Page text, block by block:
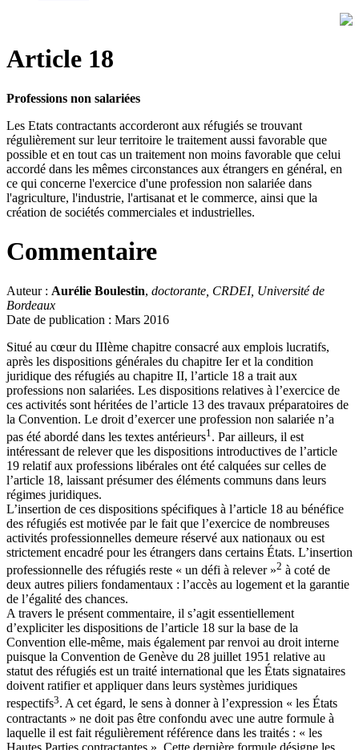
Article 18
Professions non salariées
Les Etats contractants accorderont aux réfugiés se trouvant
régulièrement sur leur territoire le traitement aussi favorable que
possible et en tout cas un traitement non moins favorable que celui
accordé dans les mêmes circonstances aux étrangers en général, en
ce qui concerne l'exercice d'une profession non salariée dans
l'agriculture, l'industrie, l'artisanat et le commerce, ainsi que la
création de sociétés commerciales et industrielles.
Commentaire
Auteur : Aurélie Boulestin, doctorante, CRDEI, Université de
Bordeaux
Date de publication : Mars 2016
Situé au cœur du IIIème chapitre consacré aux emplois lucratifs,
après les dispositions générales du chapitre Ier et la condition
juridique des réfugiés au chapitre II, l’article 18 a trait aux
professions non salariées. Les dispositions relatives à l’exercice de
ces activités sont héritées de l’article 13 des travaux préparatoires de
la Convention. Le droit d’exercer une profession non salariée n’a
pas été abordé dans les textes antérieurs1 . Par ailleurs, il est
intéressant de relever que les dispositions introductives de l’article
19 relatif aux professions libérales ont été calquées sur celles de
l’article 18, laissant présumer des éléments communs dans leurs
régimes juridiques.
L’insertion de ces dispositions spécifiques à l’article 18 au bénéfice
des réfugiés est motivée par le fait que l’exercice de nombreuses
activités professionnelles demeure réservé aux nationaux ou est
strictement encadré pour les étrangers dans certains États. L’insertion
professionnelle des réfugiés reste « un défi à relever »2 à coté de
deux autres piliers fondamentaux : l’accès au logement et la garantie
de l’égalité des chances.
A travers le présent commentaire, il s’agit essentiellement
d’expliciter les dispositions de l’article 18 sur la base de la
Convention elle-même, mais également par renvoi au droit interne
puisque la Convention de Genève du 28 juillet 1951 relative au
statut des réfugiés est un traité international que les États signataires
doivent ratifier et appliquer dans leurs systèmes juridiques
respectifs3. A cet égard, le sens à donner à l’expression « les États
contractants » ne doit pas être confondu avec une autre formule à
laquelle il est fait régulièrement référence dans les traités : « les
Hautes Parties contractantes ». Cette dernière formule désigne les